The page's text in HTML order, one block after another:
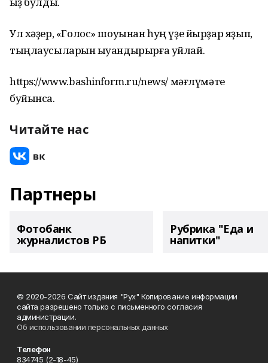
Ул хәҙер, «Голос» шоуынан һуң үҙе йырҙар яҙып,
тыңлаусыларын ҡыуандырырға уйлай.
https://www.bashinform.ru/news/ мәғлүмәте
буйынса.
Читайте нас
Партнеры
Фотобанк
журналистов РБ
Рубрика "Еда и
напитки"
© 2020-2026 Сайт издания "Рух" Копирование информации
сайта разрешено только с письменного согласия
администрации.
Об использовании персональных данных
Телефон
834745 (2-18-45)